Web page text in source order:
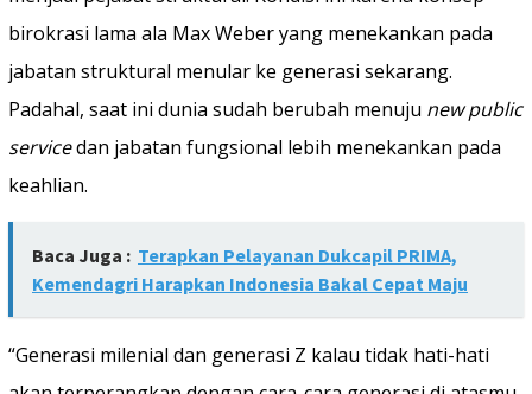
birokrasi lama ala Max Weber yang menekankan pada
jabatan struktural menular ke generasi sekarang.
Padahal, saat ini dunia sudah berubah menuju new public
servicedan jabatan fungsional lebih menekankan pada
keahlian.
Baca Juga : Terapkan Pelayanan Dukcapil PRIMA,
Kemendagri Harapkan Indonesia Bakal Cepat Maju
“Generasi milenial dan generasi Z kalau tidak hati-hati